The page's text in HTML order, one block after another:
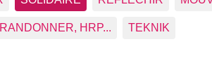
RANDONNER, HRP... TEKNIK